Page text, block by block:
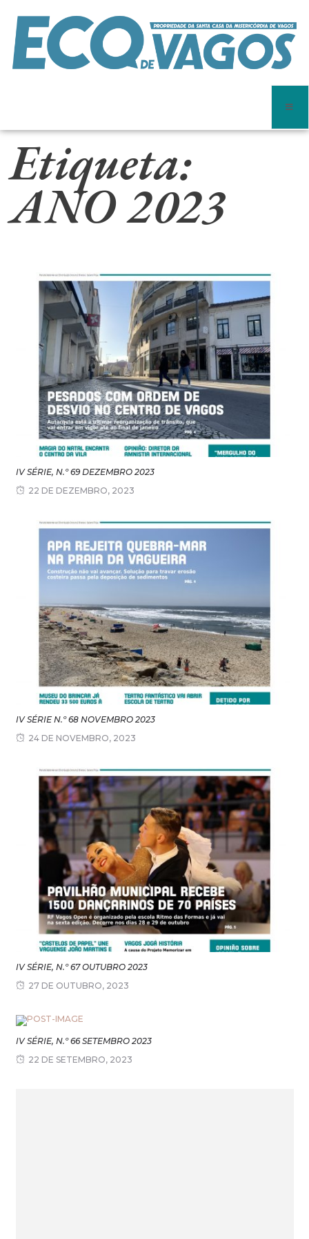
Etiqueta:
ANO 2023
IV SÉRIE, N.º 69 DEZEMBRO 2023
22 DE DEZEMBRO, 2023
IV SÉRIE N.º 68 NOVEMBRO 2023
24 DE NOVEMBRO, 2023
IV SÉRIE, N.º 67 OUTUBRO 2023
27 DE OUTUBRO, 2023
IV SÉRIE, N.º 66 SETEMBRO 2023
22 DE SETEMBRO, 2023